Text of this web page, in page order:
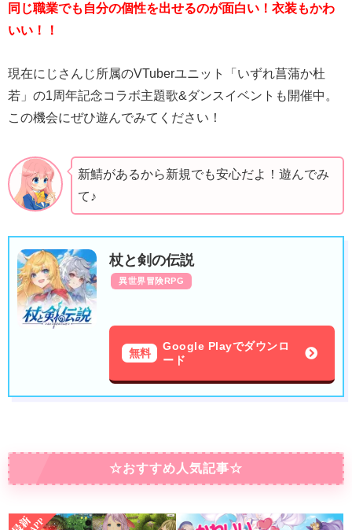
同じ職業でも自分の個性を出せるのが面白い！衣装もかわ
いい！！
現在にじさんじ所属のVTuberユニット「いずれ菖蒲か杜
若」の1周年記念コラボ主題歌&ダンスイベントも開催中。
この機会にぜひ遊んでみてください！
新鯖があるから新規でも安心だよ！遊んでみ
て♪
杖と剣の伝説
異世界冒険RPG
無料
Google Playでダウンロ
ード
☆おすすめ人気記事☆